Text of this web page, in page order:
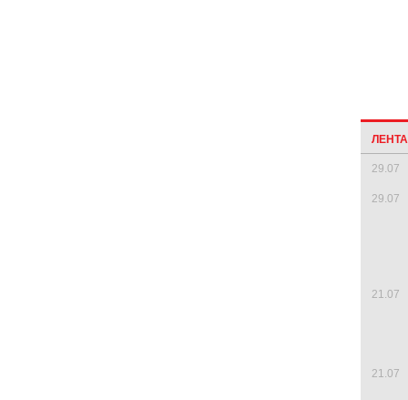
29.07
29.07
21.07
21.07